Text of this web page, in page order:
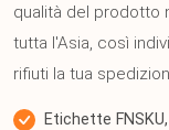
qualità del prodotto
tutta l'Asia, così
rifiuti la tua
Etichette